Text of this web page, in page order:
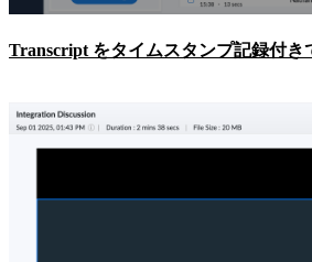
Transcript をタイムスタンプ記録付き